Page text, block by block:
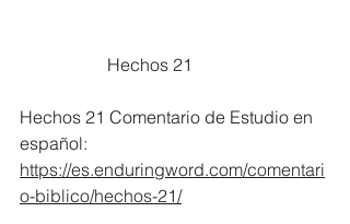
		Hechos 21
Hechos 21 Comentario de Estudio en
español:
https://es.enduringword.com/comentari
o-biblico/hechos-21/